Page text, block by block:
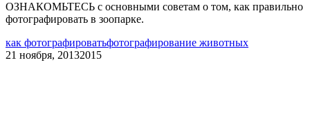
ОЗНАКОМЬТЕСЬ с основными советам о том, как правильно
фотографировать в зоопарке.
как фотографироватьфотографирование животных
21 ноября, 20132015